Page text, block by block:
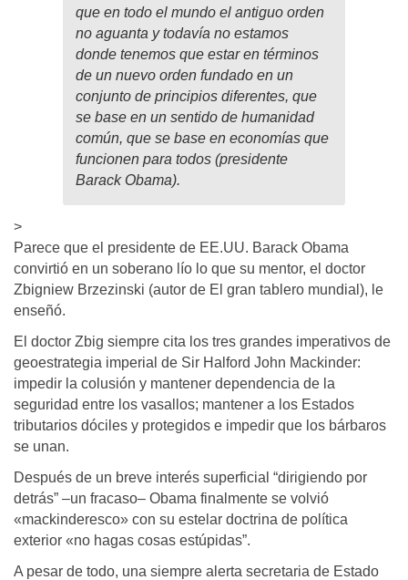
que en todo el mundo el antiguo orden
no aguanta y todavía no estamos
donde tenemos que estar en términos
de un nuevo orden fundado en un
conjunto de principios diferentes, que
se base en un sentido de humanidad
común, que se base en economías que
funcionen para todos (presidente
Barack Obama).
>
Parece que el presidente de EE.UU. Barack Obama
convirtió en un soberano lío lo que su mentor, el doctor
Zbigniew Brzezinski (autor de El gran tablero mundial), le
enseñó.
El doctor Zbig siempre cita los tres grandes imperativos de
geoestrategia imperial de Sir Halford John Mackinder:
impedir la colusión y mantener dependencia de la
seguridad entre los vasallos; mantener a los Estados
tributarios dóciles y protegidos e impedir que los bárbaros
se unan.
Después de un breve interés superficial “dirigiendo por
detrás” –un fracaso– Obama finalmente se volvió
«mackinderesco» con su estelar doctrina de política
exterior «no hagas cosas estúpidas”.
A pesar de todo, una siempre alerta secretaria de Estado